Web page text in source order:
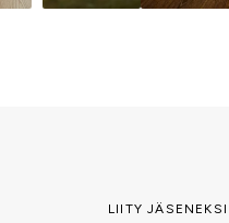
LIITY JÄSENEKSI